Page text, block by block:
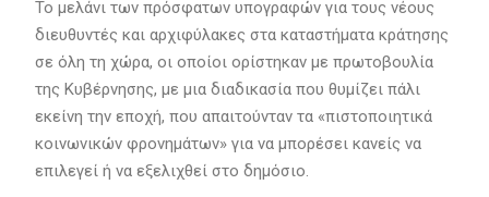
Το μελάνι των πρόσφατων υπογραφών για τους νέους
διευθυντές και αρχιφύλακες στα καταστήματα κράτησης
σε όλη τη χώρα, οι οποίοι ορίστηκαν με πρωτοβουλία
της Κυβέρνησης, με μια διαδικασία που θυμίζει πάλι
εκείνη την εποχή, που απαιτούνταν τα «πιστοποιητικά
κοινωνικών φρονημάτων» για να μπορέσει κανείς να
επιλεγεί ή να εξελιχθεί στο δημόσιο.